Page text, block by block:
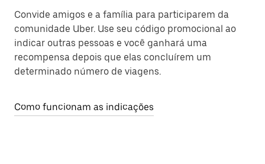
Convide amigos e a família para participarem da
comunidade Uber. Use seu código promocional ao
indicar outras pessoas e você ganhará uma
recompensa depois que elas concluírem um
determinado número de viagens.
Como funcionam as indicações